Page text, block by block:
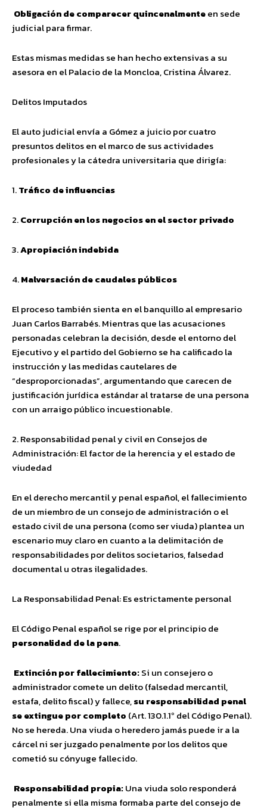
Obligación de comparecer quincenalmenteen sede
judicial para firmar.
Estas mismas medidas se han hecho extensivas a su
asesora en el Palacio de la Moncloa, Cristina Álvarez.
Delitos Imputados
El auto judicial envía a Gómez a juicio por cuatro
presuntos delitos en el marco de sus actividades
profesionales y la cátedra universitaria que dirigía:
1.Tráfico de influencias
2.Corrupción en los negocios en el sector privado
3.Apropiación indebida
4.Malversación de caudales públicos
El proceso también sienta en el banquillo al empresario
Juan Carlos Barrabés. Mientras que las acusaciones
personadas celebran la decisión, desde el entorno del
Ejecutivo y el partido del Gobierno se ha calificado la
instrucción y las medidas cautelares de
“desproporcionadas”, argumentando que carecen de
justificación jurídica estándar al tratarse de una persona
con un arraigo público incuestionable.
2. Responsabilidad penal y civil en Consejos de
Administración: El factor de la herencia y el estado de
viudedad
En el derecho mercantil y penal español, el fallecimiento
de un miembro de un consejo de administración o el
estado civil de una persona (como ser viuda) plantea un
escenario muy claro en cuanto a la delimitación de
responsabilidades por delitos societarios, falsedad
documental u otras ilegalidades.
La Responsabilidad Penal: Es estrictamente personal
El Código Penal español se rige por el principio de
personalidad de la pena.
Extinción por fallecimiento:Si un consejero o
administrador comete un delito (falsedad mercantil,
estafa, delito fiscal) y fallece,su responsabilidad penal
se extingue por completo (Art. 130.1.1º del Código Penal).
No se hereda. Una viuda o heredero jamás puede ir a la
cárcel ni ser juzgado penalmente por los delitos que
cometió su cónyuge fallecido.
Responsabilidad propia:Una viuda solo responderá
penalmente si ella misma formaba parte del consejo de